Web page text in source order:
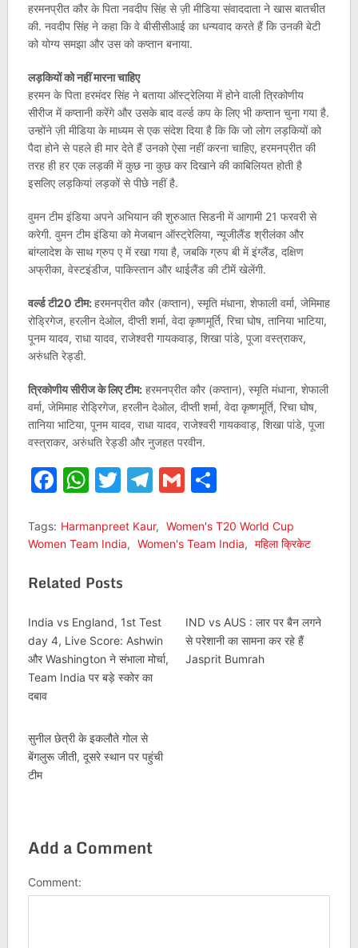
हरमनप्रीत कौर के पिता नवदीप सिंह से ज़ी मीडिया संवाददाता ने खास बातचीत
की. नवदीप सिंह ने कहा कि वे बीसीसीआई का धन्यवाद करते हैं कि उनकी बेटी
को योग्य समझा और उस को कप्तान बनाया.
लड़कियों को नहीं मारना चाहिए
हरमन के पिता हरमंदर सिंह ने बताया ऑस्ट्रेलिया में होने वाली त्रिकोणीय
सीरीज में कप्तानी करेंगे और उसके बाद वर्ल्ड कप के लिए भी कप्तान चुना गया है.
उन्होंने ज़ी मीडिया के माध्यम से एक संदेश दिया है कि कि जो लोग लड़कियों को
पैदा होने से पहले ही मार देते हैं उनको ऐसा नहीं करना चाहिए, हरमनप्रीत की
तरह ही हर एक लड़की में कुछ ना कुछ कर दिखाने की काबिलियत होती है
इसलिए लड़कियां लड़कों से पीछे नहीं है.
वुमन टीम इंडिया अपने अभियान की शुरुआत सिडनी में आगामी 21 फरवरी से
करेगी. वुमन टीम इंडिया को मेजबान ऑस्ट्रेलिया, न्यूजीलैंड श्रीलंका और
बांग्लादेश के साथ ग्रुप ए में रखा गया है, जबकि ग्रुप बी में इंग्लैंड, दक्षिण
अफ्रीका, वेस्टइंडीज, पाकिस्तान और थाईलैंड की टीमें खेलेंगी.
वर्ल्ड टी20 टीम:हरमनप्रीत कौर (कप्तान), स्मृति मंधाना, शेफाली वर्मा, जेमिमाह
रोड्रिगेज, हरलीन देओल, दीप्ती शर्मा, वेदा कृष्णमूर्ति, रिचा घोष, तानिया भाटिया,
पूनम यादव, राधा यादव, राजेश्वरी गायकवाड़, शिखा पांडे, पूजा वस्त्राकर,
अरुंधति रेड्डी.
त्रिकोणीय सीरीज के लिए टीम:हरमनप्रीत कौर (कप्तान), स्मृति मंधाना, शेफाली
वर्मा, जेमिमाह रोड्रिगेज, हरलीन देओल, दीप्ती शर्मा, वेदा कृष्णमूर्ति, रिचा घोष,
तानिया भाटिया, पूनम यादव, राधा यादव, राजेश्वरी गायकवाड़, शिखा पांडे, पूजा
वस्त्राकर, अरुंधति रेड्डी और नुजहत परवीन.
Facebook
WhatsApp
Twitter
Telegram
GmailShare
Tags: Harmanpreet Kaur, Women's T20 World Cup
Women Team India, Women's Team India, महिला क्रिकेट
Related Posts
India vs England, 1st Test
day 4, Live Score: Ashwin
और Washington ने संभाला मोर्चा,
Team India पर बड़े स्कोर का
दबाव
IND vs AUS : लार पर बैन लगने
से परेशानी का सामना कर रहे हैं
Jasprit Bumrah
सुनील छेत्री के इकलौते गोल से
बेंगलुरू जीती, दूसरे स्थान पर पहुंची
टीम
Add a Comment
Comment: